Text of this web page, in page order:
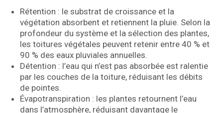
Rétention : le substrat de croissance et la
végétation absorbent et retiennent la pluie. Selon la
profondeur du système et la sélection des plantes,
les toitures végétales peuvent retenir entre 40 % et
90 % des eaux pluviales annuelles.
Détention : l’eau qui n’est pas absorbée est ralentie
par les couches de la toiture, réduisant les débits
de pointes.
Évapotranspiration : les plantes retournent l’eau
dans l’atmosphère, réduisant davantage le